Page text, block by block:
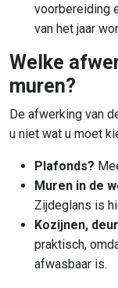
voorbereiding
van het jaar
Welke
muren?
De afwerking van
u niet wat u moet
Plafonds?
Muren in de
Zijdeglans is
Kozijnen,
praktisch,
afwasbaar is.